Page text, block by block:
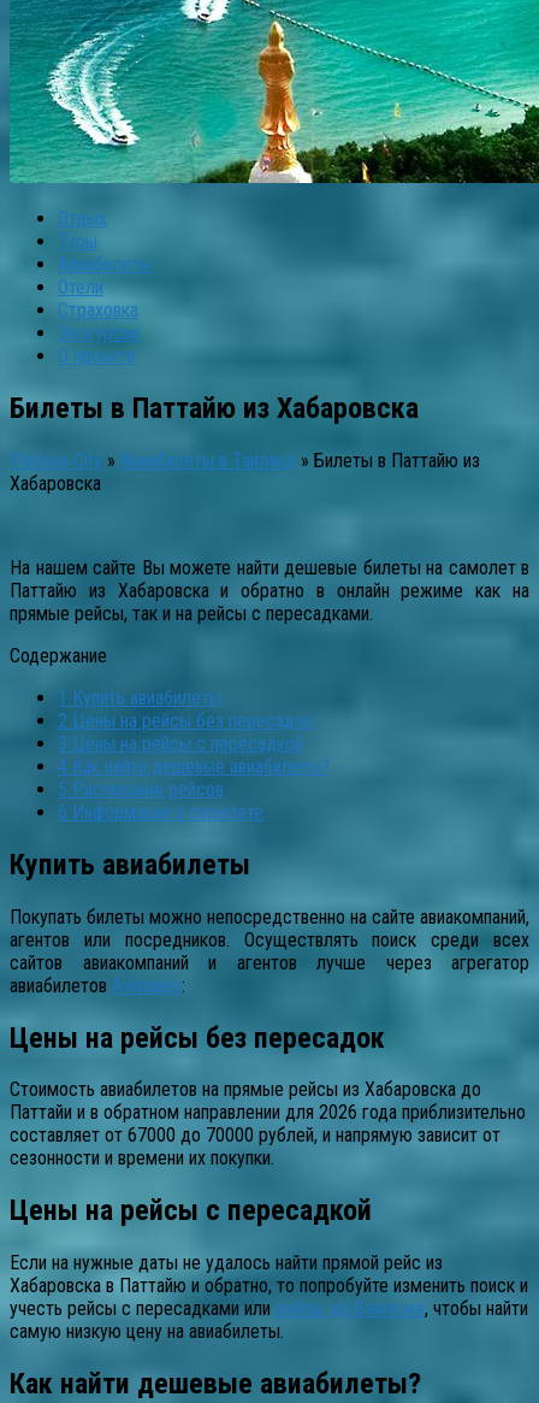
Отдых
Туры
Авиабилеты
Отели
Страховка
Экскурсии
О проекте
Билеты в Паттайю из Хабаровска
Pattaya-City » Авиабилеты в Таиланд » Билеты в Паттайю из
Хабаровска
На нашем сайте Вы можете найти дешевые билеты на самолет в
Паттайю из Хабаровска и обратно в онлайн режиме как на
прямые рейсы, так и на рейсы с пересадками.
Содержание
1 Купить авиабилеты
2 Цены на рейсы без пересадок
3 Цены на рейсы с пересадкой
4 Как найти дешевые авиабилеты?
5 Расписание рейсов
6 Информация о перелёте
Купить авиабилеты
Покупать билеты можно непосредственно на сайте авиакомпаний,
агентов или посредников. Осуществлять поиск среди всех
сайтов авиакомпаний и агентов лучше через агрегатор
авиабилетов Aviasales:
Цены на рейсы без пересадок
Стоимость авиабилетов на прямые рейсы из Хабаровска до
Паттайи и в обратном направлении для 2026 года приблизительно
составляет от 67000 до 70000 рублей, и напрямую зависит от
сезонности и времени их покупки.
Цены на рейсы с пересадкой
Если на нужные даты не удалось найти прямой рейс из
Хабаровска в Паттайю и обратно, то попробуйте изменить поиск и
учесть рейсы с пересадками или рейсы до Бангкока, чтобы найти
самую низкую цену на авиабилеты.
Как найти дешевые авиабилеты?